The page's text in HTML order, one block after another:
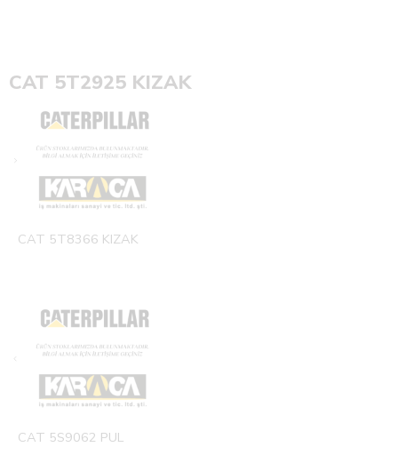
CAT 5T2925 KIZAK
CAT 5T8366 KIZAK
CAT 5S9062 PUL